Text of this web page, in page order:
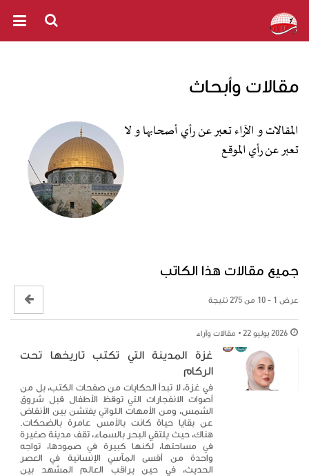
مقالات وأبحاث
المقالات و الآراء تعبر عن رأي أصحابها و لا
تعبر عن رأي الموقع
جميع مقالات هذا الكاتب
عرض 1 - 10 من 275 نتيجة
2026 يوليو 22 مقالات وآراء
غزة المدينة التي تكتب تاريخها تحت
الركام
في غزة، لا تبدأ الحكايات من صفحات الكتب، بل من
أصوات الانفجارات التي توقظ الأطفال قبل شروق
الشمس، ومن الأمهات اللواتي يفتشن بين الأنقاض
عن بقايا حياة كانت بالأمس عامرة بالضحكات.
هناك، حيث يلتقي البحر بالسماء، تقف مدينة صغيرة
في مساحتها، لكنها كبيرة في صمودها، تواجه
واحدة من أقسى المآسي الإنسانية في العصر
الحديث، في حين يراقب العالم المشهد بين